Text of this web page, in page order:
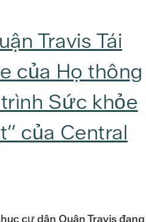
Travis Tái
của Họ thông
Sức khỏe
của Central
cư dân Quận Travis đang